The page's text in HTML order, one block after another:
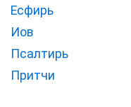
Есфирь
Иов
Псалтирь
Притчи